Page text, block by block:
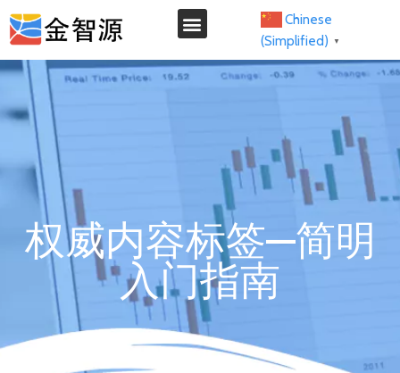
Chinese
(Simplified)
▼
权威内容标签—简明
入门指南